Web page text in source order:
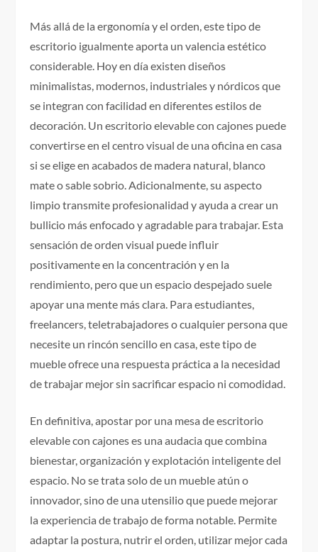
Más allá de la ergonomía y el orden, este tipo de
escritorio igualmente aporta un valencia estético
considerable. Hoy en día existen diseños
minimalistas, modernos, industriales y nórdicos que
se integran con facilidad en diferentes estilos de
decoración. Un escritorio elevable con cajones puede
convertirse en el centro visual de una oficina en casa
si se elige en acabados de madera natural, blanco
mate o sable sobrio. Adicionalmente, su aspecto
limpio transmite profesionalidad y ayuda a crear un
bullicio más enfocado y agradable para trabajar. Esta
sensación de orden visual puede influir
positivamente en la concentración y en la
rendimiento, pero que un espacio despejado suele
apoyar una mente más clara. Para estudiantes,
freelancers, teletrabajadores o cualquier persona que
necesite un rincón sencillo en casa, este tipo de
mueble ofrece una respuesta práctica a la necesidad
de trabajar mejor sin sacrificar espacio ni comodidad.
En definitiva, apostar por una mesa de escritorio
elevable con cajones es una audacia que combina
bienestar, organización y explotación inteligente del
espacio. No se trata solo de un mueble atún o
innovador, sino de una utensilio que puede mejorar
la experiencia de trabajo de forma notable. Permite
adaptar la postura, nutrir el orden, utilizar mejor cada